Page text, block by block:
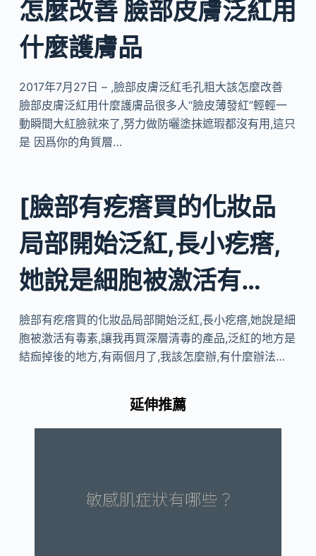
怎麼改善 臉部皮膚泛紅用
什麼護膚品
2017年7月27日 – ,臉部皮膚泛紅毛孔粗大該怎麼改善
臉部皮膚泛紅用什麼護膚品很多人“臉皮薄發紅”輕輕一
動瞬間大紅臉就來了,努力做防曬塗抹遮瑕都沒有用,這只
是 因爲你的角質層…
[臉部有疙瘩買的化妝品
局部開始泛紅,長小疙瘩,
她說是細胞被激活有…
臉部有疙瘩買的化妝品局部開始泛紅,長小疙瘩,她說是細
胞被激活有毒素,讓我再買深層清毒的產品,泛紅的地方是
結痂掉後的地方,有兩個月了,我該怎麼辦,有什麼辦法…
延伸推薦